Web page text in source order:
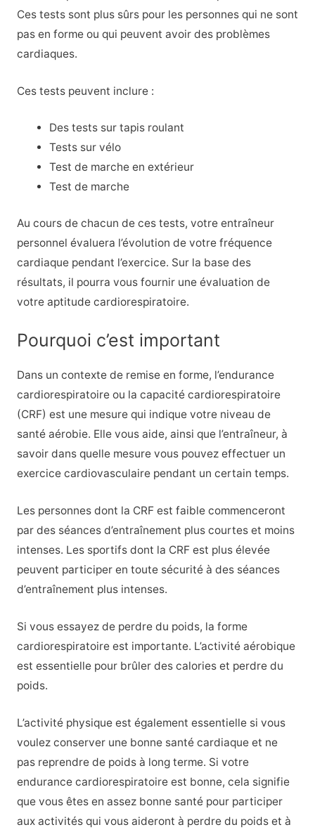
Ces tests sont plus sûrs pour les personnes qui ne sont
pas en forme ou qui peuvent avoir des problèmes
cardiaques.
Ces tests peuvent inclure :
Des tests sur tapis roulant
Tests sur vélo
Test de marche en extérieur
Test de marche
Au cours de chacun de ces tests, votre entraîneur
personnel évaluera l’évolution de votre fréquence
cardiaque pendant l’exercice. Sur la base des
résultats, il pourra vous fournir une évaluation de
votre aptitude cardiorespiratoire.
Pourquoi c’est important
Dans un contexte de remise en forme, l’endurance
cardiorespiratoire ou la capacité cardiorespiratoire
(CRF) est une mesure qui indique votre niveau de
santé aérobie. Elle vous aide, ainsi que l’entraîneur, à
savoir dans quelle mesure vous pouvez effectuer un
exercice cardiovasculaire pendant un certain temps.
Les personnes dont la CRF est faible commenceront
par des séances d’entraînement plus courtes et moins
intenses. Les sportifs dont la CRF est plus élevée
peuvent participer en toute sécurité à des séances
d’entraînement plus intenses.
Si vous essayez de perdre du poids, la forme
cardiorespiratoire est importante. L’activité aérobique
est essentielle pour brûler des calories et perdre du
poids.
L’activité physique est également essentielle si vous
voulez conserver une bonne santé cardiaque et ne
pas reprendre de poids à long terme. Si votre
endurance cardiorespiratoire est bonne, cela signifie
que vous êtes en assez bonne santé pour participer
aux activités qui vous aideront à perdre du poids et à